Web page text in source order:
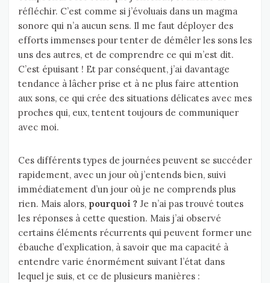
réfléchir. C’est comme si j’évoluais dans un magma
sonore qui n’a aucun sens. Il me faut déployer des
efforts immenses pour tenter de démêler les sons les
uns des autres, et de comprendre ce qui m’est dit.
C’est épuisant ! Et par conséquent, j’ai davantage
tendance à lâcher prise et à ne plus faire attention
aux sons, ce qui crée des situations délicates avec mes
proches qui, eux, tentent toujours de communiquer
avec moi.
Ces différents types de journées peuvent se succéder
rapidement, avec un jour où j’entends bien, suivi
immédiatement d’un jour où je ne comprends plus
rien. Mais alors, pourquoi ? Je n’ai pas trouvé toutes
les réponses à cette question. Mais j’ai observé
certains éléments récurrents qui peuvent former une
ébauche d’explication, à savoir que ma capacité à
entendre varie énormément suivant l’état dans
lequel je suis, et ce de plusieurs manières :